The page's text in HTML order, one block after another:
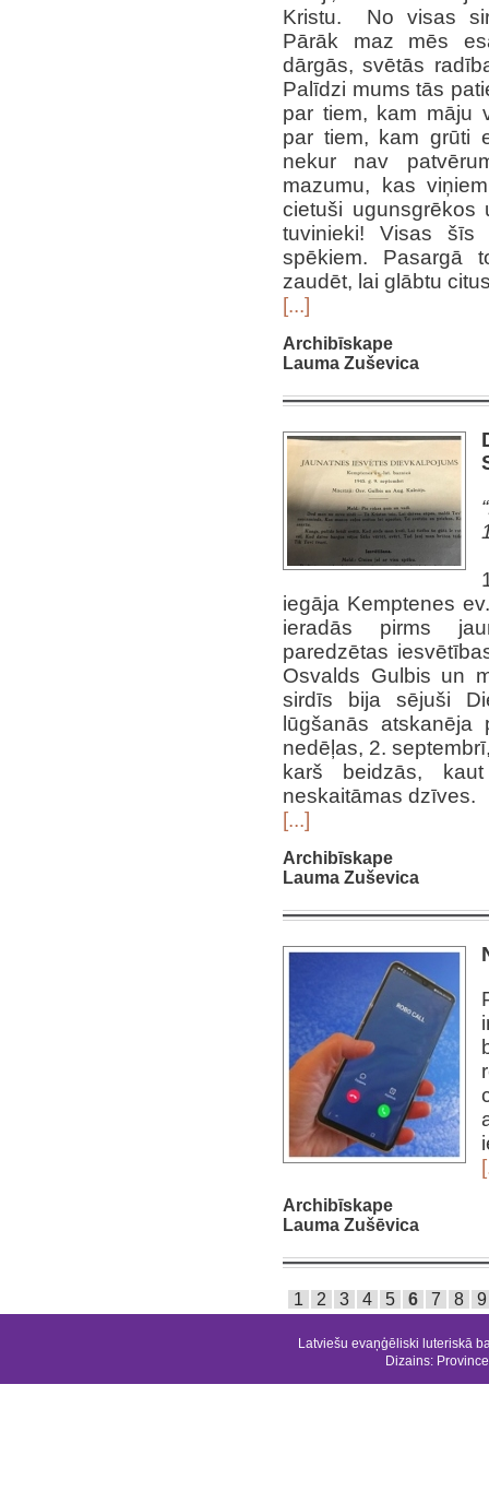
Kristu. No visas
Pārāk maz mēs
dārgās, svētās
Palīdzi mums tās
par tiem, kam māju
par tiem, kam grūti
nekur nav
mazumu, kas
cietuši
tuvinieki! Visas šīs
spēkiem. Pasargā
zaudēt, lai glābtu
[...]
Archibīskape
Lauma Zuševica
iegāja Kemptenes
ieradās pirms
paredzētas
Osvalds Gulbis un
sirdīs bija sējuši
lūgšanās
nedēļas, 2.
karš beidzās,
neskaitāmas dzīves.
[...]
Archibīskape
Lauma Zuševica
Archibīskape
Lauma Zušēvica
1 2 3 4 5 6 7 8 9
Latviešu evaņģēliski luteriskā
Dizains: